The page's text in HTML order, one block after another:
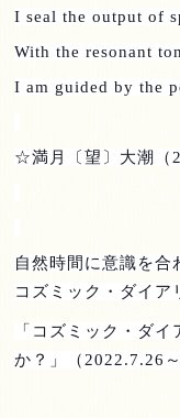
I seal the output of
With the resonant
I am guided by the
☆満月〔望〕大潮（
自然時間に意識を合
コズミック・ダイア
「コズミック・ダイ
か？」（ 2022.7.26 ～